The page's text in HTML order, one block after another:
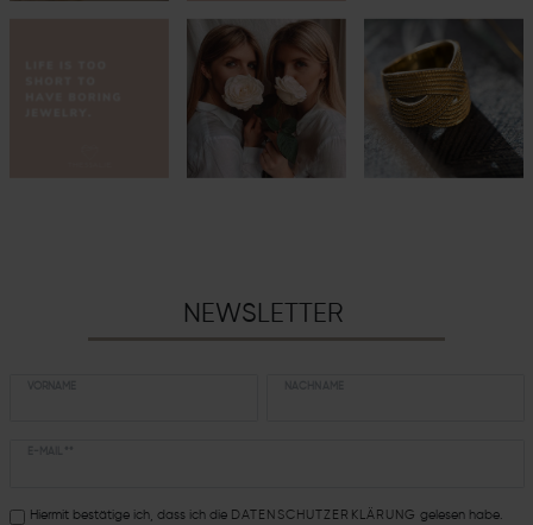
NEWSLETTER
Hiermit bestätige ich, dass ich die DATEN­SCHUTZ­ERKLÄRUNG gelesen habe.